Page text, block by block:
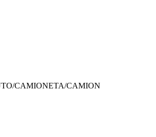
CAMIONETA/CAMION